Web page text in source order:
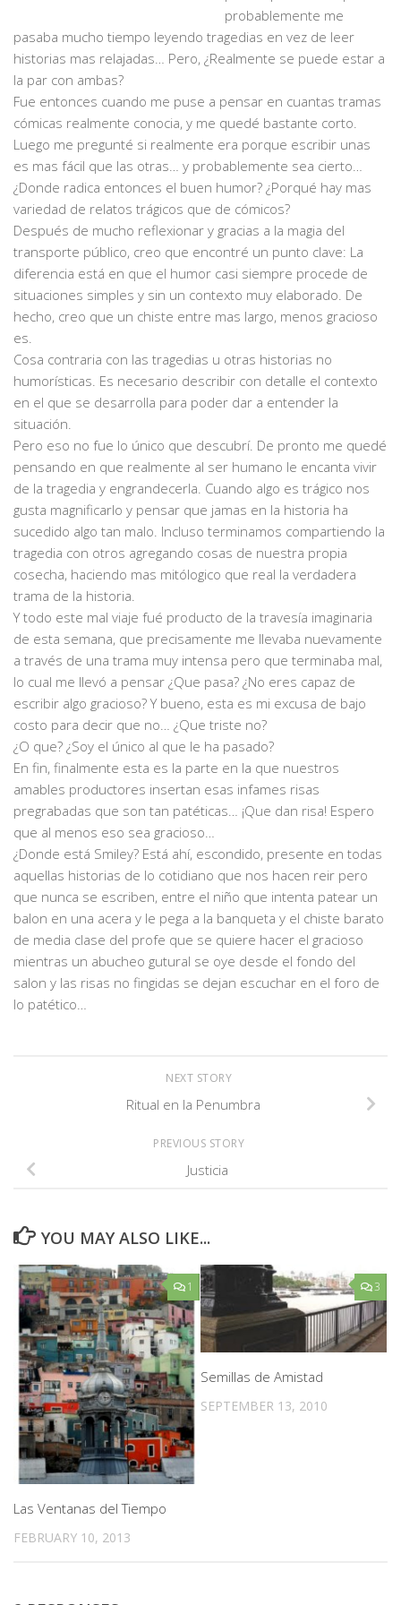
probablemente me
pasaba mucho tiempo leyendo tragedias en vez de leer
historias mas relajadas… Pero, ¿Realmente se puede estar a
la par con ambas?
Fue entonces cuando me puse a pensar en cuantas tramas
cómicas realmente conocia, y me quedé bastante corto.
Luego me pregunté si realmente era porque escribir unas
es mas fácil que las otras… y probablemente sea cierto…
¿Donde radica entonces el buen humor? ¿Porqué hay mas
variedad de relatos trágicos que de cómicos?
Después de mucho reflexionar y gracias a la magia del
transporte público, creo que encontré un punto clave: La
diferencia está en que el humor casi siempre procede de
situaciones simples y sin un contexto muy elaborado. De
hecho, creo que un chiste entre mas largo, menos gracioso
es.
Cosa contraria con las tragedias u otras historias no
humorísticas. Es necesario describir con detalle el contexto
en el que se desarrolla para poder dar a entender la
situación.
Pero eso no fue lo único que descubrí. De pronto me quedé
pensando en que realmente al ser humano le encanta vivir
de la tragedia y engrandecerla. Cuando algo es trágico nos
gusta magnificarlo y pensar que jamas en la historia ha
sucedido algo tan malo. Incluso terminamos compartiendo la
tragedia con otros agregando cosas de nuestra propia
cosecha, haciendo mas mitólogico que real la verdadera
trama de la historia.
Y todo este mal viaje fué producto de la travesía imaginaria
de esta semana, que precisamente me llevaba nuevamente
a través de una trama muy intensa pero que terminaba mal,
lo cual me llevó a pensar ¿Que pasa? ¿No eres capaz de
escribir algo gracioso? Y bueno, esta es mi excusa de bajo
costo para decir que no… ¿Que triste no?
¿O que? ¿Soy el único al que le ha pasado?
En fin, finalmente esta es la parte en la que nuestros
amables productores insertan esas infames risas
pregrabadas que son tan patéticas… ¡Que dan risa! Espero
que al menos eso sea gracioso…
¿Donde está Smiley? Está ahí, escondido, presente en todas
aquellas historias de lo cotidiano que nos hacen reir pero
que nunca se escriben, entre el niño que intenta patear un
balon en una acera y le pega a la banqueta y el chiste barato
de media clase del profe que se quiere hacer el gracioso
mientras un abucheo gutural se oye desde el fondo del
salon y las risas no fingidas se dejan escuchar en el foro de
lo patético…
NEXT STORY
Ritual en la Penumbra
PREVIOUS STORY
Justicia
YOU MAY ALSO LIKE...
1
Las Ventanas del Tiempo
FEBRUARY 10, 2013
3
Semillas de Amistad
SEPTEMBER 13, 2010